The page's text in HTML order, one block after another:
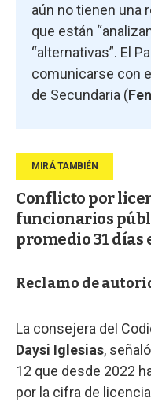
aún no tienen una
que están
“alternativas”. El
comunicarse con
de Secundaria (
Conflicto por
funcionarios
promedio 31 días
Reclamo de
La consejera del
Daysi Iglesias,
12 que desde 2022
por la cifra de